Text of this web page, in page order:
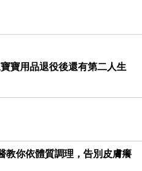
寶用品退役後還有第二人生
教你依體質調理，告別皮膚癢